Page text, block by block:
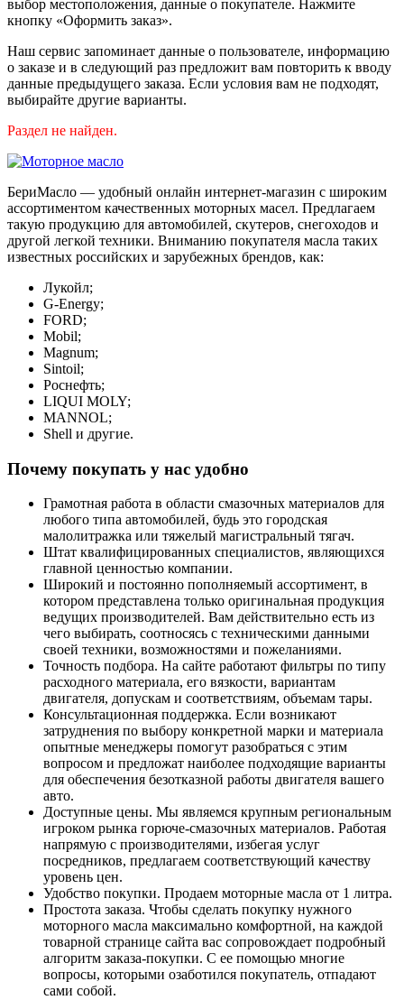
выбор местоположения, данные о покупателе. Нажмите
кнопку «Оформить заказ».
Наш сервис запоминает данные о пользователе, информацию
о заказе и в следующий раз предложит вам повторить к вводу
данные предыдущего заказа. Если условия вам не подходят,
выбирайте другие варианты.
Раздел не найден.
БериМасло — удобный онлайн интернет-магазин с широким
ассортиментом качественных моторных масел. Предлагаем
такую продукцию для автомобилей, скутеров, снегоходов и
другой легкой техники. Вниманию покупателя масла таких
известных российских и зарубежных брендов, как:
Лукойл;
G-Energy;
FORD;
Mobil;
Magnum;
Sintoil;
Роснефть;
LIQUI MOLY;
MANNOL;
Shell и другие.
Почему покупать у нас удобно
Грамотная работа в области смазочных материалов для
любого типа автомобилей, будь это городская
малолитражка или тяжелый магистральный тягач.
Штат квалифицированных специалистов, являющихся
главной ценностью компании.
Широкий и постоянно пополняемый ассортимент, в
котором представлена только оригинальная продукция
ведущих производителей. Вам действительно есть из
чего выбирать, соотносясь с техническими данными
своей техники, возможностями и пожеланиями.
Точность подбора. На сайте работают фильтры по типу
расходного материала, его вязкости, вариантам
двигателя, допускам и соответствиям, объемам тары.
Консультационная поддержка. Если возникают
затруднения по выбору конкретной марки и материала
опытные менеджеры помогут разобраться с этим
вопросом и предложат наиболее подходящие варианты
для обеспечения безотказной работы двигателя вашего
авто.
Доступные цены. Мы являемся крупным региональным
игроком рынка горюче-смазочных материалов. Работая
напрямую с производителями, избегая услуг
посредников, предлагаем соответствующий качеству
уровень цен.
Удобство покупки. Продаем моторные масла от 1 литра.
Простота заказа. Чтобы сделать покупку нужного
моторного масла максимально комфортной, на каждой
товарной странице сайта вас сопровождает подробный
алгоритм заказа-покупки. С ее помощью многие
вопросы, которыми озаботился покупатель, отпадают
сами собой.